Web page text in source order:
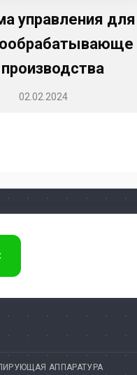
управления для
производства
02.02.2024
АППАРАТУРА